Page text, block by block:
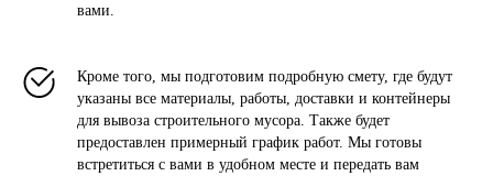
вами.
Кроме того, мы подготовим подробную смету, где будут
указаны все материалы, работы, доставки и контейнеры
для вывоза строительного мусора. Также будет
предоставлен примерный график работ. Мы готовы
встретиться с вами в удобном месте и передать вам